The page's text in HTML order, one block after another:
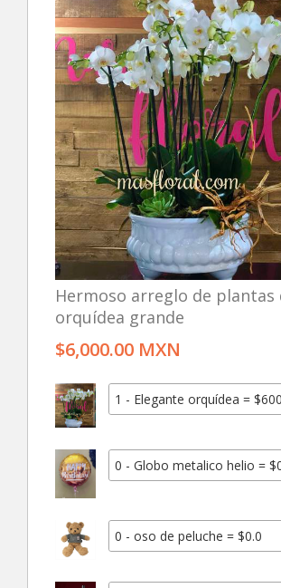
Hermoso arreglo de plantas
orquídea grande
$6,000.00 MXN
1 - Elegante orquídea =
0 - Globo metalico helio =
0 - oso de peluche = $0.0